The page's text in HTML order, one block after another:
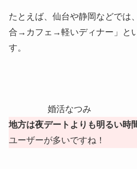
たとえば、仙台や静岡などでは
合→カフェ→軽いディナー」と
す。
婚活なつみ
地方は夜デートよりも明るい時
ユーザーが多いですね！